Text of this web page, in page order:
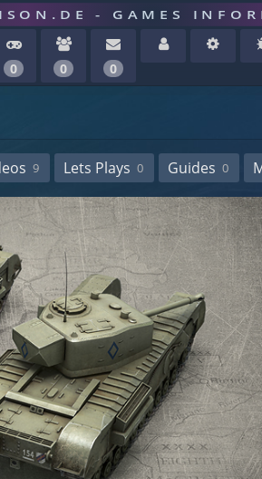
- GAMES
0 0 0
9 Lets Plays 0 Guides 0